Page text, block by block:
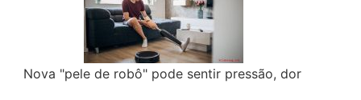
Nova "pele de robô" pode sentir pressão, dor